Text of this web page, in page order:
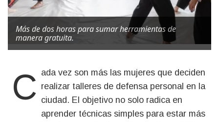
Más de dos horas para sumar herramientas de
manera gratuita.
Cada vez son más las mujeres que deciden realizar talleres de defensa personal en la
ciudad. El objetivo no solo radica en
aprender técnicas simples para estar más